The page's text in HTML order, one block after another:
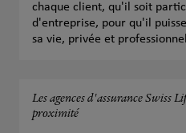
chaque client, qu'il soit
d'entreprise, pour qu'il
sa vie, privée et
Les agences d'assurance Swiss
proximité